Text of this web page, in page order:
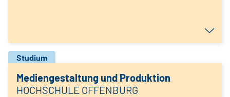
Studium
Mediengestaltung und Produktion
HOCHSCHULE OFFENBURG